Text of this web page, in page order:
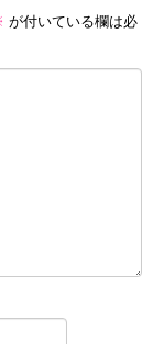
が付いている欄は必